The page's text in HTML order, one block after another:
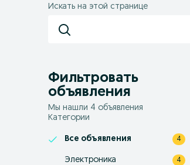
Искать на этой странице
Фильтровать
объявления
Мы нашли 4 объявления
Категории
Все объявления 4
Электроника 4